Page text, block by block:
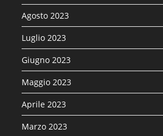
Agosto 2023
Luglio 2023
Giugno 2023
Maggio 2023
Aprile 2023
Marzo 2023